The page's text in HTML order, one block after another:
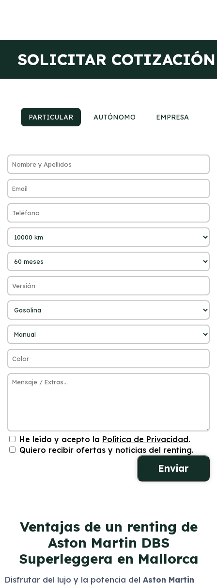
SOLICITAR COTIZACIÓN
PARTICULAR AUTÓNOMO EMPRESA
He leído y acepto la Política de Privacidad.
Quiero recibir ofertas y noticias del renting.
Ventajas de un renting de
Aston Martin DBS
Superleggera en Mallorca
Disfrutar del lujo y la potencia del Aston Martin